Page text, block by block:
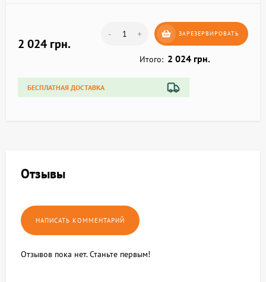
2 024 грн.
- + ЗАРЕЗЕРВИРОВАТЬ
Итого: 2 024 грн.
БЕСПЛАТНАЯ ДОСТАВКА
Отзывы
Отзывов пока нет. Станьте первым!